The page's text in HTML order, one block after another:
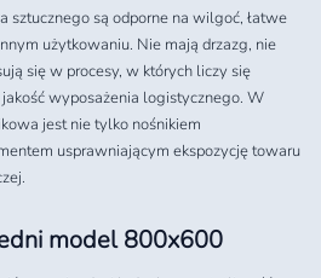
sztucznego są odporne na wilgoć, łatwe
użytkowaniu. Nie mają drzazg, nie
się w procesy, w których liczy się
wyposażenia logistycznego. W
jest nie tylko nośnikiem
usprawniającym ekspozycję towaru
model 800x600